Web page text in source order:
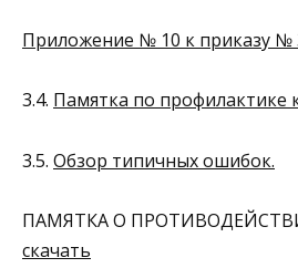
Приложение № 10 к приказу №
3.4. Памятка по профилактике
3.5. Обзор типичных ошибок.
ПАМЯТКА О
скачать